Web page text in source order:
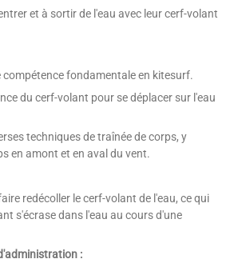
et à sortir de l'eau avec leur cerf-volant
fondamentale en kitesurf.
du cerf-volant pour se déplacer sur l'eau
techniques de traînée de corps, y
en amont et en aval du vent.
redécoller le cerf-volant de l'eau, ce qui
s'écrase dans l'eau au cours d'une
: